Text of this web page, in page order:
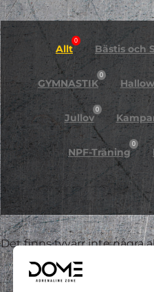
Allt
0
Bästis och
GYMNASTIK
0
Jullov
0
NPF-Träning
0
Det finns tyvärr inte några